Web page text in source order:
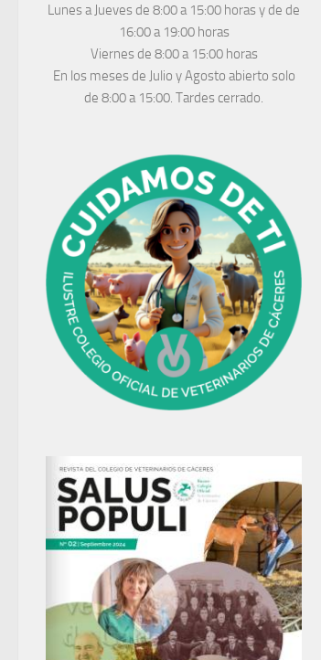
Lunes a Jueves de 8:00 a 15:00 horas y de de
16:00 a 19:00 horas
Viernes de 8:00 a 15:00 horas
En los meses de Julio y Agosto abierto solo
de 8:00 a 15:00. Tardes cerrado.